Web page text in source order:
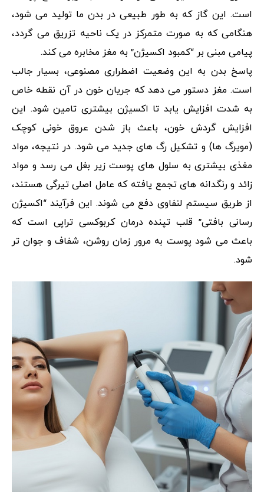
است. این گاز که به طور طبیعی در بدن ما تولید می شود،
هنگامی که به صورت متمرکز در یک ناحیه تزریق می گردد،
پیامی مبنی بر “کمبود اکسیژن” به مغز مخابره می کند.
پاسخ بدن به این وضعیت اضطراری مصنوعی، بسیار جالب
است. مغز دستور می دهد که جریان خون در آن نقطه خاص
به شدت افزایش یابد تا اکسیژن بیشتری تامین شود. این
افزایش گردش خون، باعث باز شدن عروق خونی کوچک
(مویرگ ها) و تشکیل رگ های جدید می شود. در نتیجه، مواد
مغذی بیشتری به سلول های پوست زیر بغل می رسد و مواد
زائد و رنگدانه های تجمع یافته که عامل اصلی تیرگی هستند،
از طریق سیستم لنفاوی دفع می شوند. این فرآیند “اکسیژن
رسانی بافتی” قلب تپنده درمان کربوکسی تراپی است که
باعث می شود پوست به مرور زمان روشن، شفاف و جوان تر
شود.